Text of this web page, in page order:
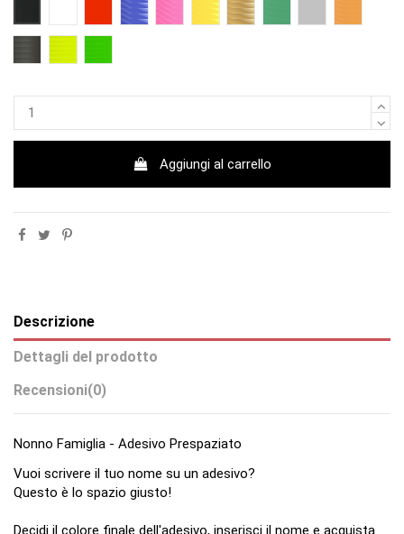
ROSSOBLU GIALLOORO
Aggiungi al carrello
Descrizione
Dettagli del prodotto
Recensioni(0)
Nonno Famiglia - Adesivo Prespaziato
Vuoi scrivere il tuo nome su un adesivo?
Questo è lo spazio giusto!
Decidi il colore finale dell'adesivo, inserisci il nome e acquista